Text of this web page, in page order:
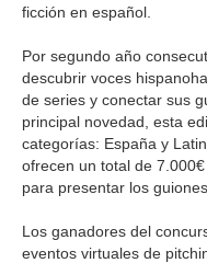
ficción en español.
Por segundo año
descubrir voces
de series y conectar sus
principal novedad, esta
categorías: España y
ofrecen un total de
para presentar los
Los ganadores del
eventos virtuales de